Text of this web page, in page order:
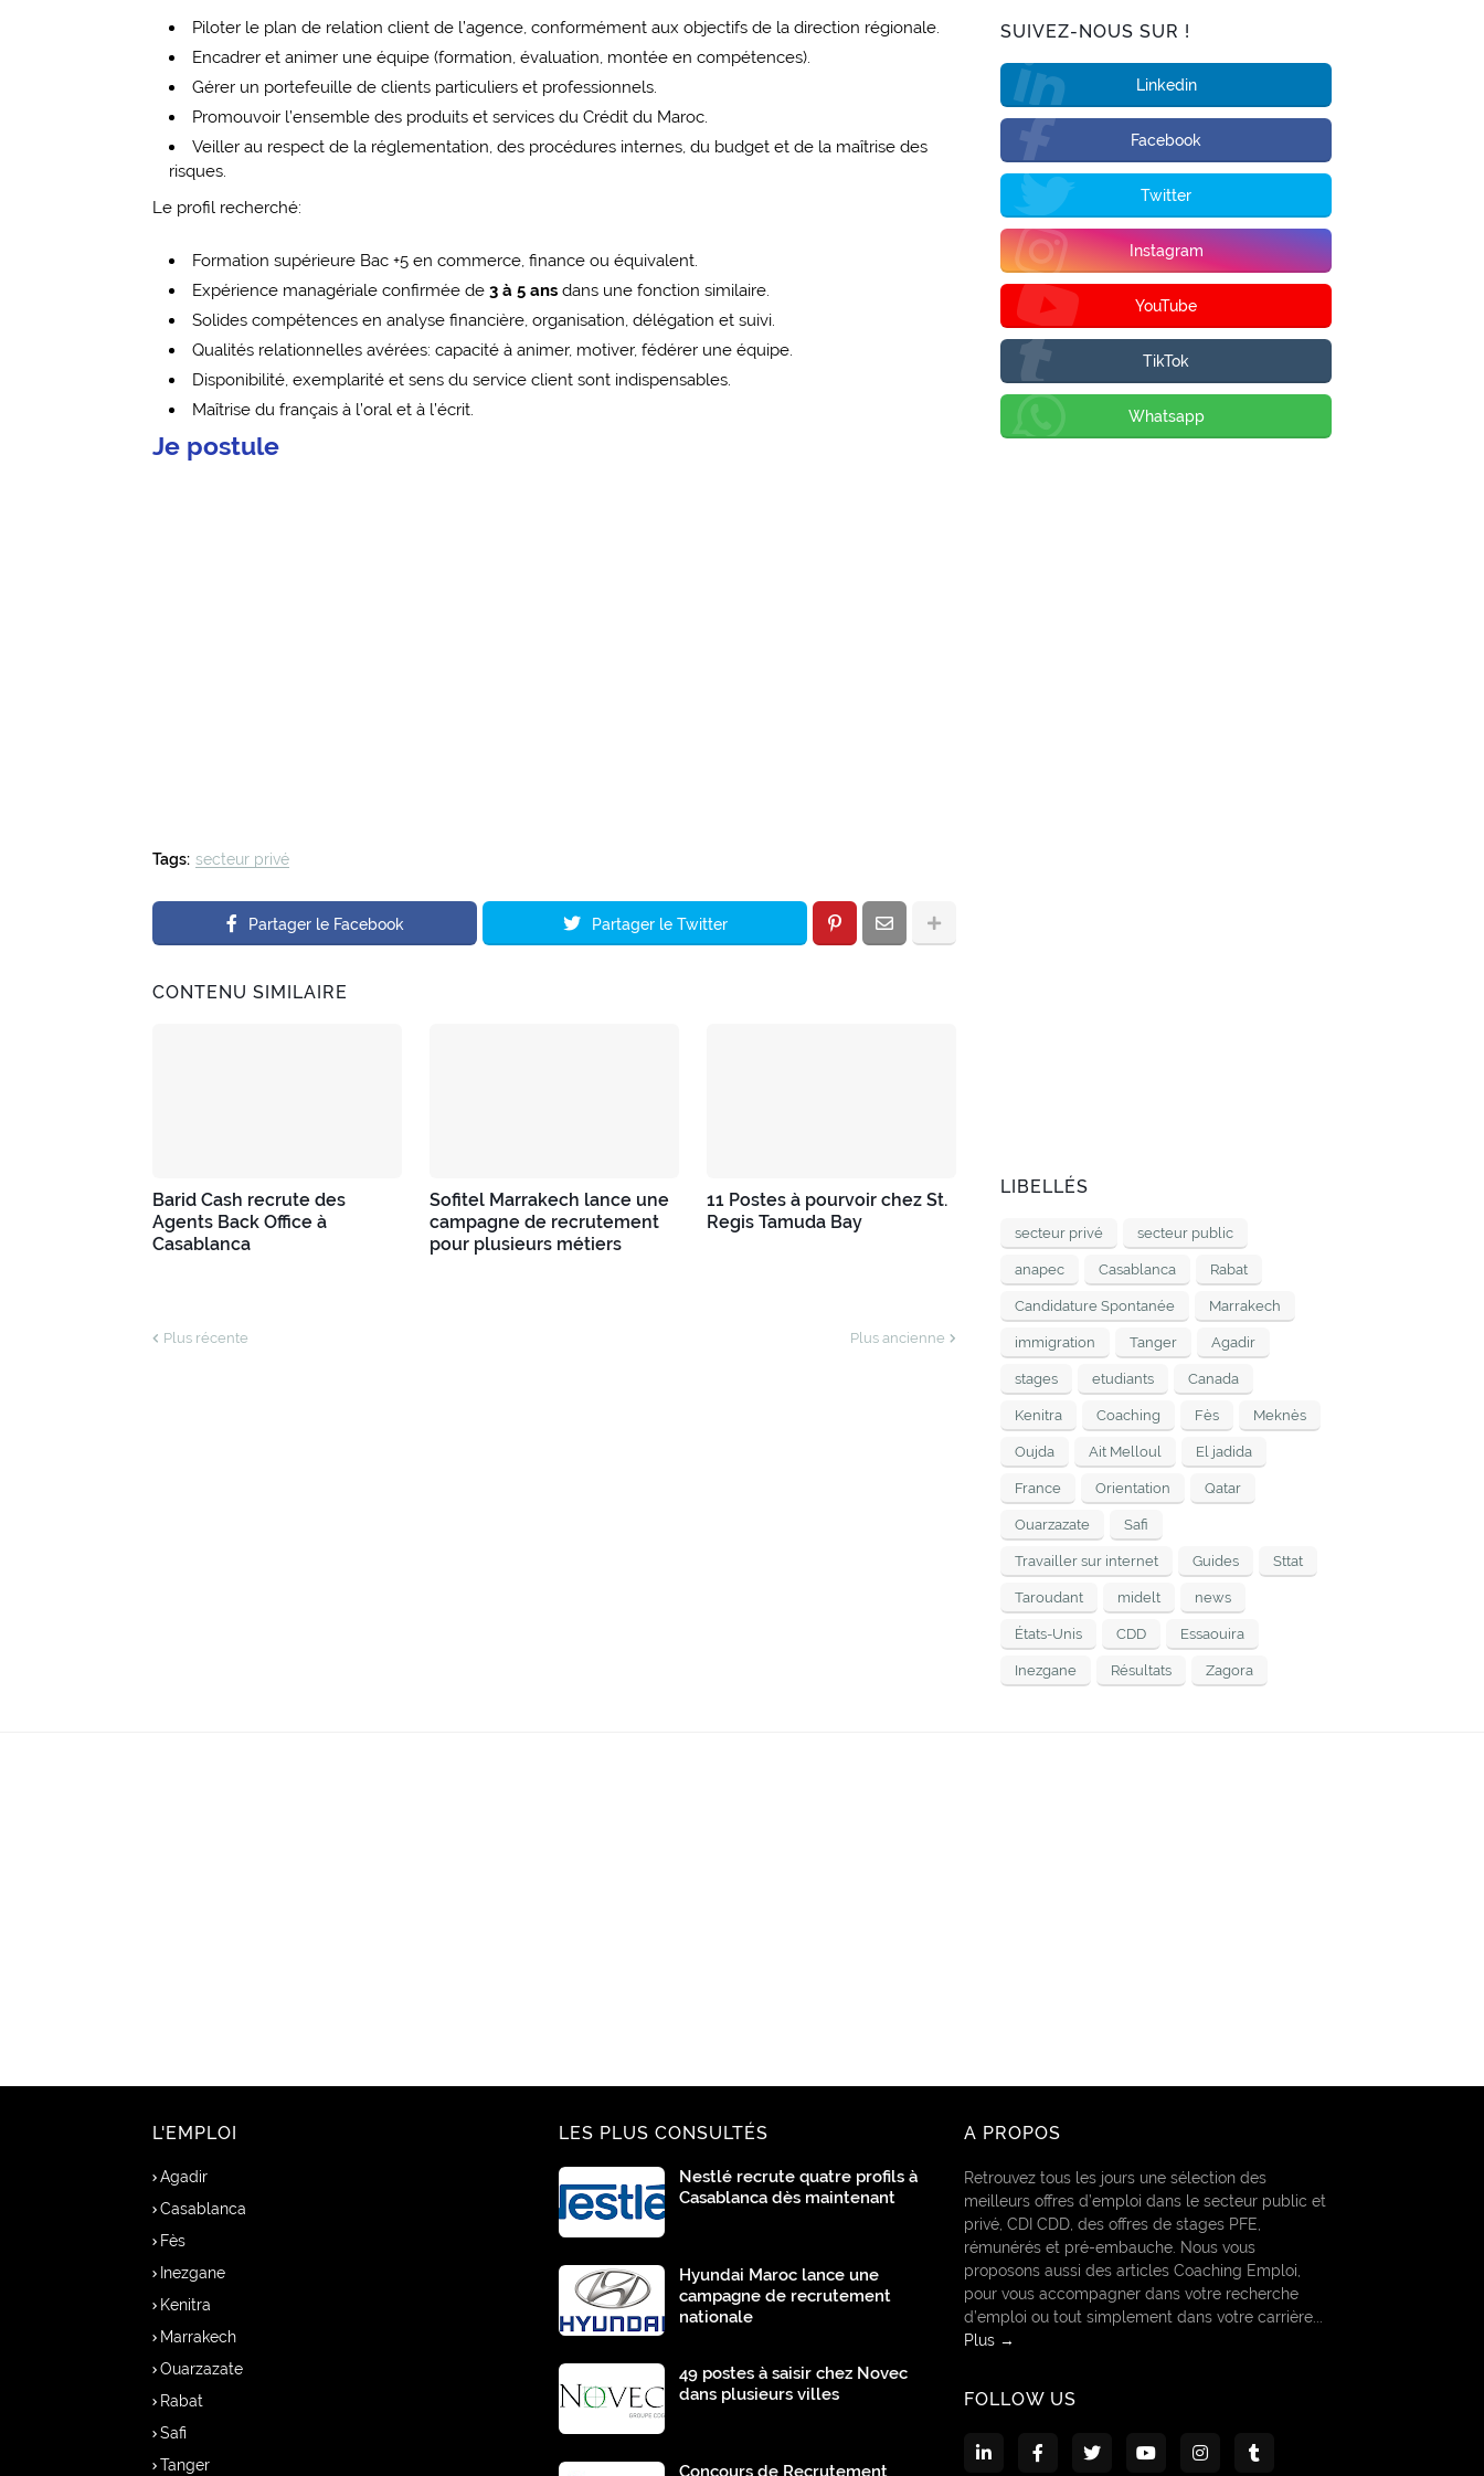
Piloter le plan de relation client de l’agence, conformément aux objectifs de la direction régionale.
Encadrer et animer une équipe (formation, évaluation, montée en compétences).
Gérer un portefeuille de clients particuliers et professionnels.
Promouvoir l’ensemble des produits et services du Crédit du Maroc.
Veiller au respect de la réglementation, des procédures internes, du budget et de la maîtrise des
risques.
Le profil recherché:
Formation supérieure Bac +5 en commerce, finance ou équivalent.
Expérience managériale confirmée de 3 à 5 ans dans une fonction similaire.
Solides compétences en analyse financière, organisation, délégation et suivi.
Qualités relationnelles avérées: capacité à animer, motiver, fédérer une équipe.
Disponibilité, exemplarité et sens du service client sont indispensables.
Maîtrise du français à l’oral et à l’écrit.
Je postule
Tags: secteur privé
Partager le Facebook Partager le Twitter
CONTENU SIMILAIRE
Barid Cash recrute des
Agents Back Office à
Casablanca
Sofitel Marrakech lance une
campagne de recrutement
pour plusieurs métiers
11 Postes à pourvoir chez St.
Regis Tamuda Bay
Plus récente Plus ancienne
SUIVEZ-NOUS SUR !
Linkedin
Facebook
Twitter
Instagram
YouTube
TikTok
Whatsapp
LIBELLÉS
secteur privé secteur public
anapec Casablanca Rabat
Candidature Spontanée Marrakech
immigration Tanger Agadir
stages etudiants Canada
Kenitra Coaching Fès Meknès
Oujda Ait Melloul El jadida
France Orientation Qatar
Ouarzazate Safi
Travailler sur internet Guides Sttat
Taroudant midelt news
États-Unis CDD Essaouira
Inezgane Résultats Zagora
L'EMPLOI
Agadir
Casablanca
Fès
Inezgane
Kenitra
Marrakech
Ouarzazate
Rabat
Safi
Tanger
LES PLUS CONSULTÉS
Nestlé recrute quatre profils à
Casablanca dès maintenant
Hyundai Maroc lance une
campagne de recrutement
nationale
49 postes à saisir chez Novec
dans plusieurs villes
Concours de Recrutement
A PROPOS
Retrouvez tous les jours une sélection des
meilleurs offres d’emploi dans le secteur public et
privé, CDI CDD, des offres de stages PFE,
rémunérés et pré-embauche. Nous vous
proposons aussi des articles Coaching Emploi,
pour vous accompagner dans votre recherche
d’emploi ou tout simplement dans votre carrière...
Plus →
FOLLOW US